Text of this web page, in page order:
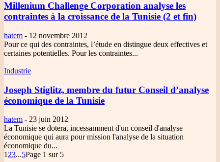
Millenium Challenge Corporation analyse les
contraintes à la croissance de la Tunisie (2 et fin)
hatem - 12 novembre 2012
Pour ce qui des contraintes, l’étude en distingue deux effectives et
certaines potentielles. Pour les contraintes...
Industrie
Joseph Stiglitz, membre du futur Conseil d’analyse
économique de la Tunisie
hatem - 23 juin 2012
La Tunisie se dotera, incessamment d'un conseil d'analyse
économique qui aura pour mission l'analyse de la situation
économique du...
123...5Page 1 sur 5